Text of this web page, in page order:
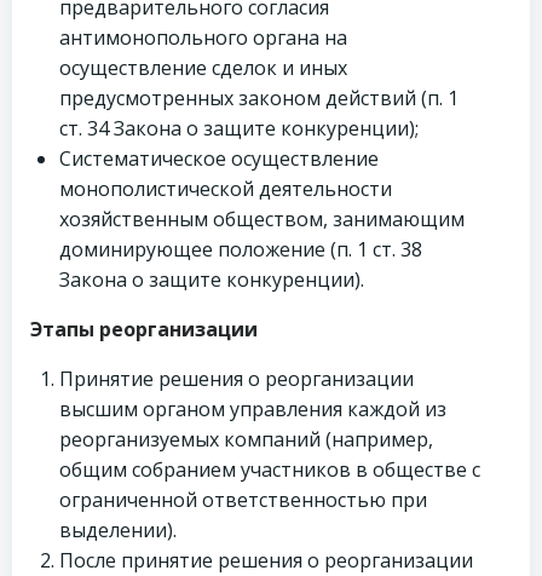
предварительного согласия
антимонопольного органа на
осуществление сделок и иных
предусмотренных законом действий (п. 1
ст. 34 Закона о защите конкуренции);
Систематическое осуществление
монополистической деятельности
хозяйственным обществом, занимающим
доминирующее положение (п. 1 ст. 38
Закона о защите конкуренции).
Этапы реорганизации
Принятие решения о реорганизации
высшим органом управления каждой из
реорганизуемых компаний (например,
общим собранием участников в обществе с
ограниченной ответственностью при
выделении).
После принятие решения о реорганизации